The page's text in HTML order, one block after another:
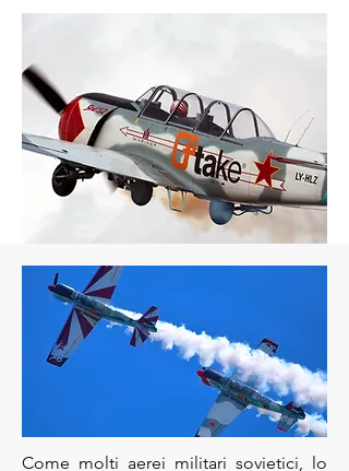
Come molti aerei militari sovietici, lo